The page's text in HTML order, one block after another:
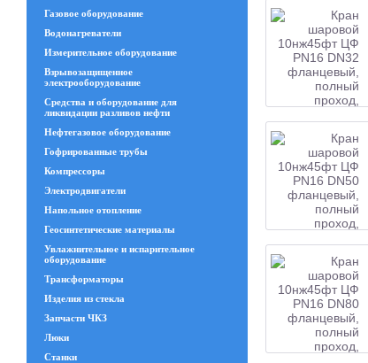
Газовое оборудование
Водонагреватели
Измерительное оборудование
Взрывозащищенное
электрооборудование
Средства и оборудование для
ликвидации разливов нефти
Нефтегазовое оборудование
Гофрированные трубы
Компрессоры
Электродвигатели
Напольное отопление
Геосинтетические материалы
Увлажнительное и испарительное
оборудование
Трансформаторы
Изделия из стекла
Запчасти ЧКЗ
Люки
Станки